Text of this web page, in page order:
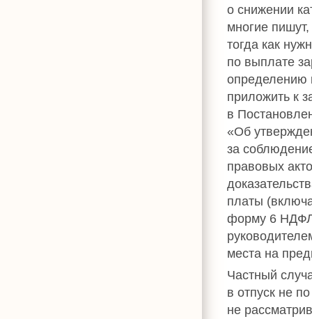
о снижении
многие
тогда как
по выплате
определению
приложить к
в
«Об
за
правовых
платы
форму 6
места на
Частный
в отпуск не
не